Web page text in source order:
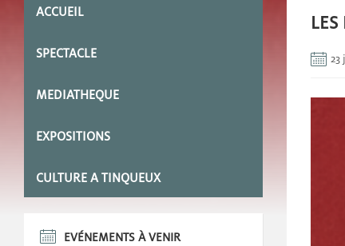
23
ACCUEIL
SPECTACLE
MEDIATHEQUE
EXPOSITIONS
CULTURE A TINQUEUX
EVÉNEMENTS À VENIR